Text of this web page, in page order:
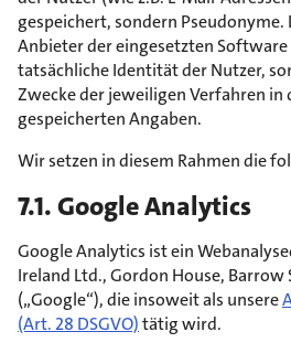
gespeichert, sondern Pseudonyme.
Anbieter der eingesetzten
tatsächliche Identität der Nutzer,
Zwecke der jeweiligen Verfahren in
gespeicherten Angaben.
Wir setzen in diesem Rahmen die
7.1. Google Analytics
Google Analytics ist ein
Ireland Ltd., Gordon House,
(„Google“), die insoweit als unsere
(Art. 28 DSGVO)tätig wird.